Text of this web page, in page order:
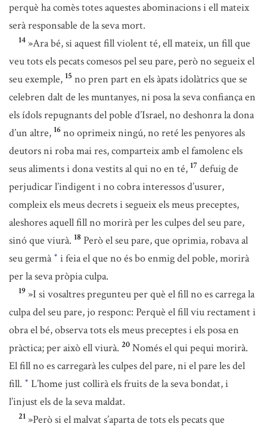
perquè ha comès totes aquestes abominacions i ell mateix
serà responsable de la seva mort.
14 »Ara bé, si aquest fill violent té, ell mateix, un fill que
veu tots els pecats comesos pel seu pare, però no segueix el
seu exemple, 15 no pren part en els àpats idolàtrics que se
celebren dalt de les muntanyes, ni posa la seva confiança en
els ídols repugnants del poble d’Israel, no deshonra la dona
d’un altre, 16 no oprimeix ningú, no reté les penyores als
deutors ni roba mai res, comparteix amb el famolenc els
seus aliments i dona vestits al qui no en té, 17 defuig de
perjudicar l’indigent i no cobra interessos d’usurer,
compleix els meus decrets i segueix els meus preceptes,
aleshores aquell fill no morirà per les culpes del seu pare,
sinó que viurà. 18 Però el seu pare, que oprimia, robava al
seu germà * i feia el que no és bo enmig del poble, morirà
per la seva pròpia culpa.
19 »I si vosaltres pregunteu per què el fill no es carrega la
culpa del seu pare, jo responc: Perquè el fill viu rectament i
obra el bé, observa tots els meus preceptes i els posa en
pràctica; per això ell viurà. 20 Només el qui pequi morirà.
El fill no es carregarà les culpes del pare, ni el pare les del
fill. * L’home just collirà els fruits de la seva bondat, i
l’injust els de la seva maldat.
21 »Però si el malvat s’aparta de tots els pecats que